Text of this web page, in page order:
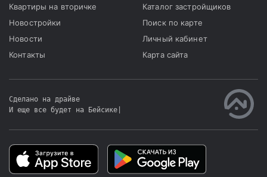
Квартиры на вторичке
Новостройки
Новости
Контакты
Каталог застройщиков
Поиск по карте
Личный кабинет
Карта сайта
Сделано на драйве
И еще все будет на Бейсике